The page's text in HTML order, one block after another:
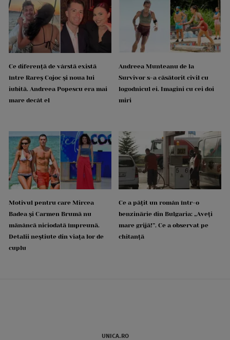
Ce diferență de vârstă există
între Rareș Cojoc și noua lui
iubită. Andreea Popescu era mai
mare decât el
Andreea Munteanu de la
Survivor s-a căsătorit civil cu
logodnicul ei. Imagini cu cei doi
miri
Motivul pentru care Mircea
Badea și Carmen Brumă nu
mănâncă niciodată împreună.
Detalii neștiute din viața lor de
cuplu
Ce a pățit un român într-o
benzinărie din Bulgaria: „Aveți
mare grijă!”. Ce a observat pe
chitanță
UNICA.RO